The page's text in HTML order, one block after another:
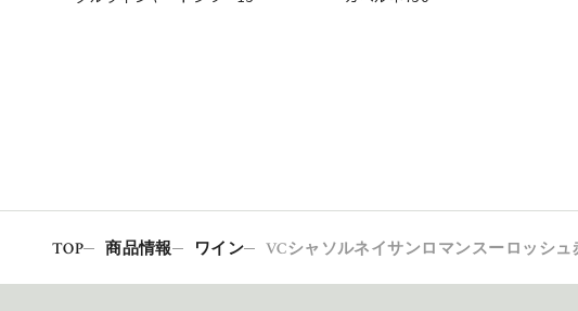
TOP 商品情報 ワイン VCシャソルネイサンロマンスーロッシュ